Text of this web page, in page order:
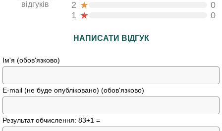
відгуків
2 ★
0
1 ★ 0
НАПИСАТИ ВІДГУК
Ім'я (обов'язково)
E-mail (не буде опубліковано) (обов'язково)
Результат обчислення: 83+1 =